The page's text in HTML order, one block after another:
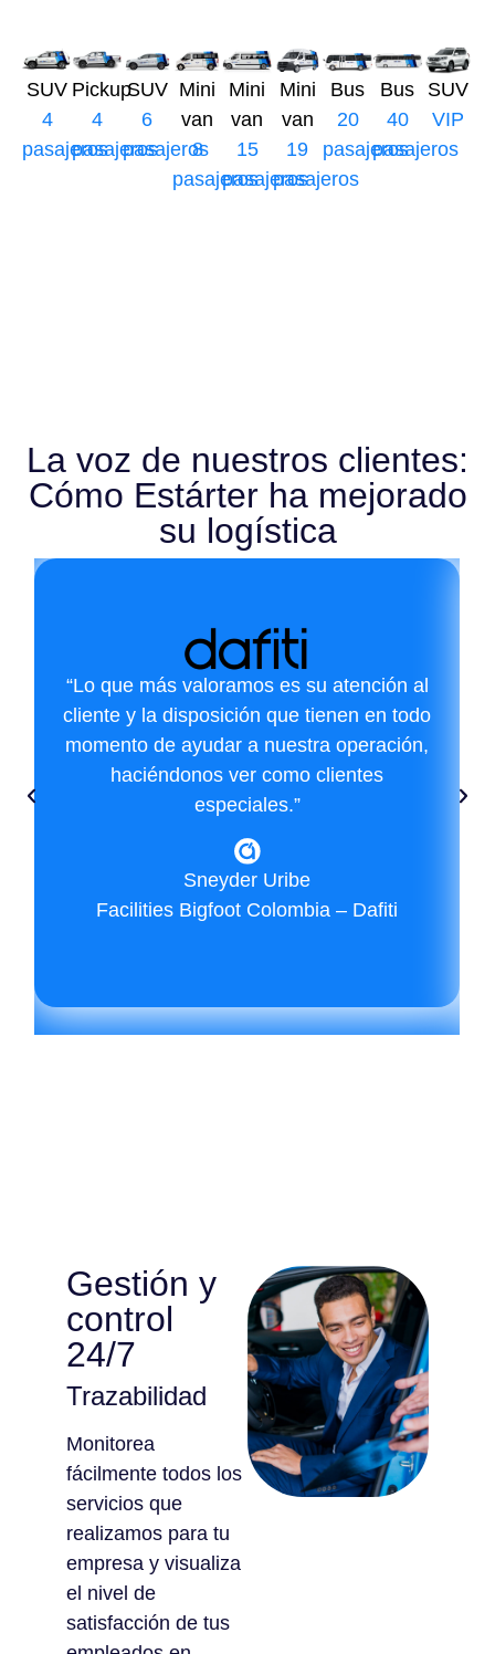
SUV
4
pasajeros
Pickup
4
pasajeros
SUV
6
pasajeros
Mini
van
8
pasajeros
Mini
van
15
pasajeros
Mini
van
19
pasajeros
Bus
20
pasajeros
Bus
40
pasajeros
SUV
VIP
La voz de nuestros clientes:
Cómo Estárter ha mejorado
su logística
“Lo que más valoramos es su atención al
cliente y la disposición que tienen en todo
momento de ayudar a nuestra operación,
haciéndonos ver como clientes
especiales.”
Sneyder Uribe
Facilities Bigfoot Colombia – Dafiti
Gestión y
control
24/7
Trazabilidad
Monitorea
fácilmente todos los
servicios que
realizamos para tu
empresa y visualiza
el nivel de
satisfacción de tus